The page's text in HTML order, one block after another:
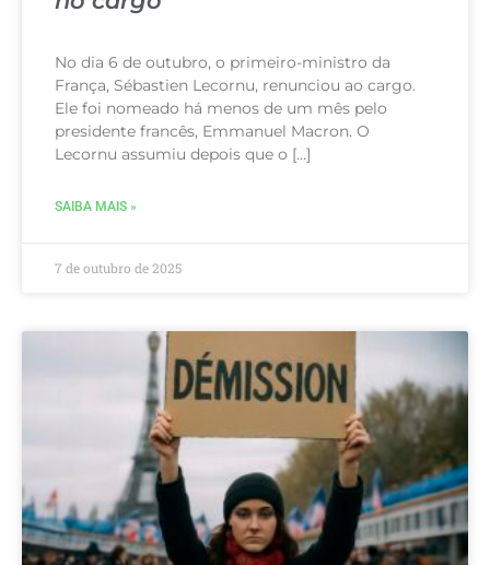
No dia 6 de outubro, o primeiro-ministro da
França, Sébastien Lecornu, renunciou ao cargo.
Ele foi nomeado há menos de um mês pelo
presidente francês, Emmanuel Macron. O
Lecornu assumiu depois que o […]
SAIBA MAIS »
7 de outubro de 2025